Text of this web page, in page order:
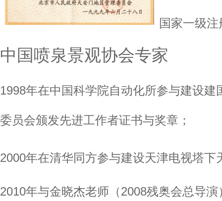
国家一级
中国喷泉景观协会专家
1998年在中国科学院自动化所参与建设建
委员会颁发先进工作者证书与奖章；
2000年在清华同方参与建设天津电视塔下
2010年与金晓杰老师（2008残奥会总导